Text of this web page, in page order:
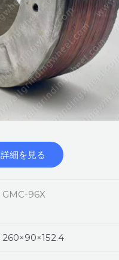
詳細を見る
GMC-96X
260×90×152.4